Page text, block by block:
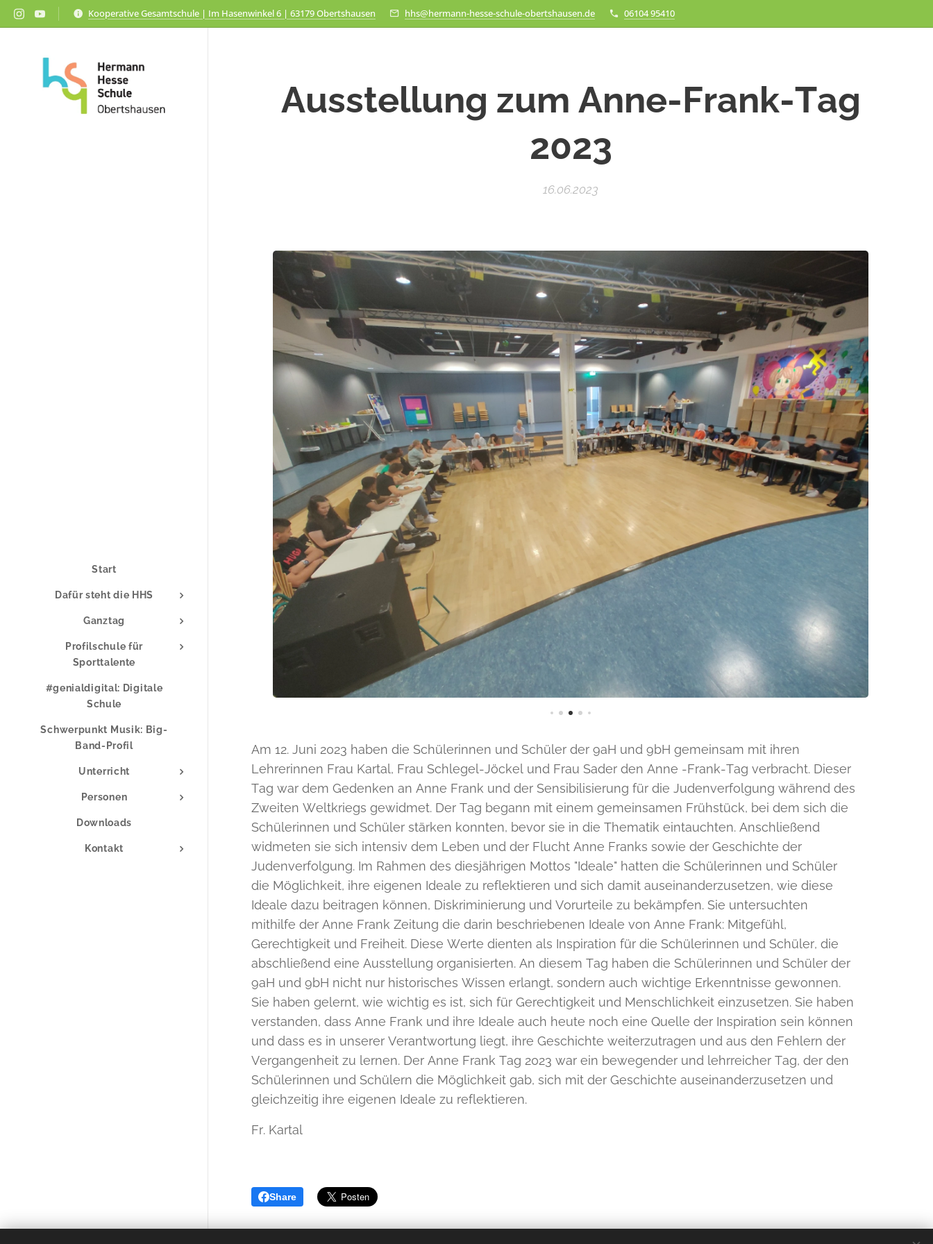
Kooperative Gesamtschule | Im Hasenwinkel 6 | 63179 Obertshausen hhs@hermann-hesse-schule-obertshausen.de 06104 95410
Start
Dafür steht die HHS
Ganztag
Profilschule für
Sporttalente
#genialdigital: Digitale
Schule
Schwerpunkt Musik: Big-
Band-Profil
Unterricht
Personen
Downloads
Kontakt
Ausstellung zum Anne-Frank-Tag
2023
16.06.2023
Am 12. Juni 2023 haben die Schülerinnen und Schüler der 9aH und 9bH gemeinsam mit ihren
Lehrerinnen Frau Kartal, Frau Schlegel-Jöckel und Frau Sader den Anne -Frank-Tag verbracht. Dieser
Tag war dem Gedenken an Anne Frank und der Sensibilisierung für die Judenverfolgung während des
Zweiten Weltkriegs gewidmet. Der Tag begann mit einem gemeinsamen Frühstück, bei dem sich die
Schülerinnen und Schüler stärken konnten, bevor sie in die Thematik eintauchten. Anschließend
widmeten sie sich intensiv dem Leben und der Flucht Anne Franks sowie der Geschichte der
Judenverfolgung. Im Rahmen des diesjährigen Mottos "Ideale" hatten die Schülerinnen und Schüler
die Möglichkeit, ihre eigenen Ideale zu reflektieren und sich damit auseinanderzusetzen, wie diese
Ideale dazu beitragen können, Diskriminierung und Vorurteile zu bekämpfen. Sie untersuchten
mithilfe der Anne Frank Zeitung die darin beschriebenen Ideale von Anne Frank: Mitgefühl,
Gerechtigkeit und Freiheit. Diese Werte dienten als Inspiration für die Schülerinnen und Schüler, die
abschließend eine Ausstellung organisierten. An diesem Tag haben die Schülerinnen und Schüler der
9aH und 9bH nicht nur historisches Wissen erlangt, sondern auch wichtige Erkenntnisse gewonnen.
Sie haben gelernt, wie wichtig es ist, sich für Gerechtigkeit und Menschlichkeit einzusetzen. Sie haben
verstanden, dass Anne Frank und ihre Ideale auch heute noch eine Quelle der Inspiration sein können
und dass es in unserer Verantwortung liegt, ihre Geschichte weiterzutragen und aus den Fehlern der
Vergangenheit zu lernen. Der Anne Frank Tag 2023 war ein bewegender und lehrreicher Tag, der den
Schülerinnen und Schülern die Möglichkeit gab, sich mit der Geschichte auseinanderzusetzen und
gleichzeitig ihre eigenen Ideale zu reflektieren.
Fr. Kartal
Share